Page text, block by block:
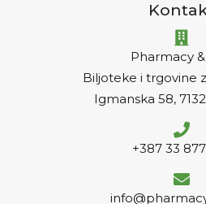
Pharmacy
Biljoteke i trgovine
Igmanska 58,
+387 33